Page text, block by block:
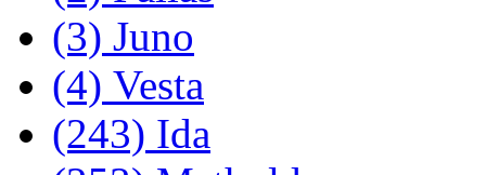
(3) Juno
(4) Vesta
(243) Ida